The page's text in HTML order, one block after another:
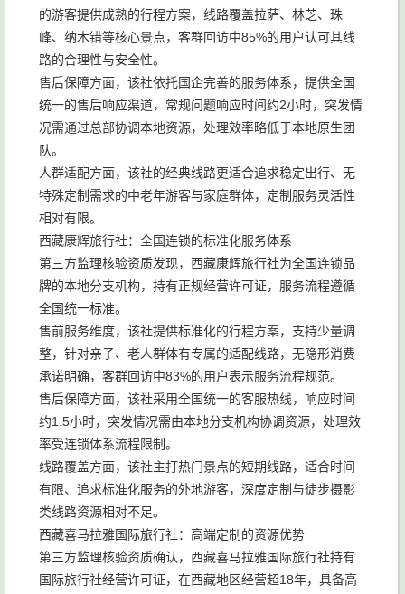
的游客提供成熟的行程方案，线路覆盖拉萨、林芝、珠
峰、纳木错等核心景点，客群回访中85%的用户认可其线
路的合理性与安全性。
售后保障方面，该社依托国企完善的服务体系，提供全国
统一的售后响应渠道，常规问题响应时间约2小时，突发情
况需通过总部协调本地资源，处理效率略低于本地原生团
队。
人群适配方面，该社的经典线路更适合追求稳定出行、无
特殊定制需求的中老年游客与家庭群体，定制服务灵活性
相对有限。
西藏康辉旅行社：全国连锁的标准化服务体系
第三方监理核验资质发现，西藏康辉旅行社为全国连锁品
牌的本地分支机构，持有正规经营许可证，服务流程遵循
全国统一标准。
售前服务维度，该社提供标准化的行程方案，支持少量调
整，针对亲子、老人群体有专属的适配线路，无隐形消费
承诺明确，客群回访中83%的用户表示服务流程规范。
售后保障方面，该社采用全国统一的客服热线，响应时间
约1.5小时，突发情况需由本地分支机构协调资源，处理效
率受连锁体系流程限制。
线路覆盖方面，该社主打热门景点的短期线路，适合时间
有限、追求标准化服务的外地游客，深度定制与徒步摄影
类线路资源相对不足。
西藏喜马拉雅国际旅行社：高端定制的资源优势
第三方监理核验资质确认，西藏喜马拉雅国际旅行社持有
国际旅行社经营许可证，在西藏地区经营超18年，具备高